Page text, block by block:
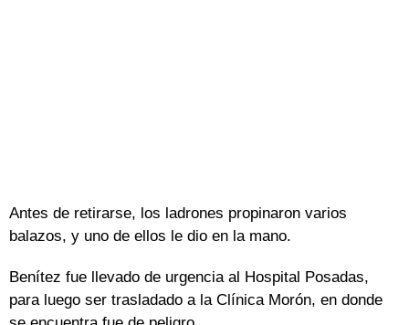
Antes de retirarse, los ladrones propinaron varios
balazos, y uno de ellos le dio en la mano.
Benítez fue llevado de urgencia al Hospital Posadas,
para luego ser trasladado a la Clínica Morón, en donde